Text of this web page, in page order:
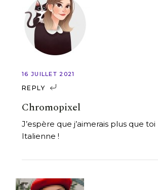
16 JUILLET 2021
REPLY
Chromopixel
J’espère que j’aimerais plus que
Italienne !